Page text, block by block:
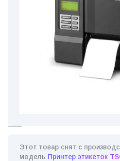
Этот товар снят с
модель Принтер этикеток